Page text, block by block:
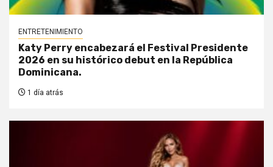
ENTRETENIMIENTO
Katy Perry encabezará el Festival Presidente
2026 en su histórico debut en la República
Dominicana.
1 día atrás